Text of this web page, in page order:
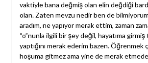
vaktiyle bana değmiş olan elin değdiği
olan. Zaten mevzu nedir ben de
aradım, ne yapıyor merak ettim, zaman
“o”nunla ilgili bir şey değil, hayatıma girmiş
yaptığını merak ederim bazen. Öğrenmek
hoşuma gitmez ama yine de merak